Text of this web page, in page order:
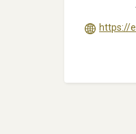
https://